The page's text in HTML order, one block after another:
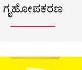
ಗೃಹೋಪಕರಣ